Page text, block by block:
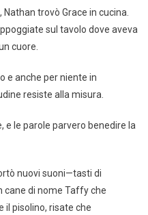
trovò Grace in cucina.
sul tavolo dove aveva
cuore.
e anche per niente in
resiste alla misura.
e le parole parvero benedire la
nuovi suoni—tasti di
cane di nome Taffy che
il pisolino, risate che